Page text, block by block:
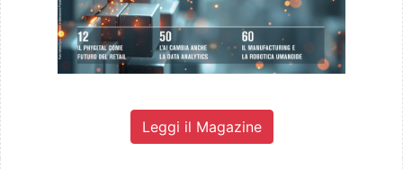
Leggi il Magazine